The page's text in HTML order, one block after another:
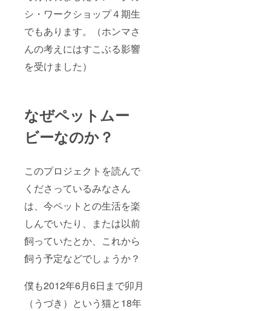
シ・ワークショップ４期生
でもあります。（ホンマさ
んの考えにはすこぶる影響
を受けました）
なぜペットムー
ビーなのか？
このプロジェクトを読んで
くださっているみなさん
は、今ペットとの生活を楽
しんでいたり、または以前
飼っていたとか、これから
飼う予定などでしょうか？
僕も2012年6月6日まで卯月
（うづき）という猫と18年